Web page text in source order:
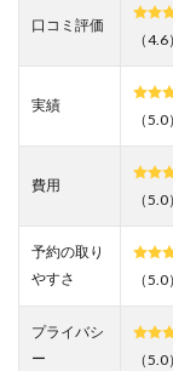
万円
の割
4.リゼ
宿東
口院
｜ 全
顔5回
口コミ評価
（4.6）
実績
（5.0）
費用
（5.0）
予約の取り
やすさ
（5.0）
プライバシ
ー
（5.0）